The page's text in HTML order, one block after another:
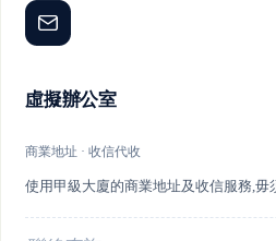
虛擬辦公室
商業地址 · 收信代收
使用甲級大廈的商業地址及收信服務,毋